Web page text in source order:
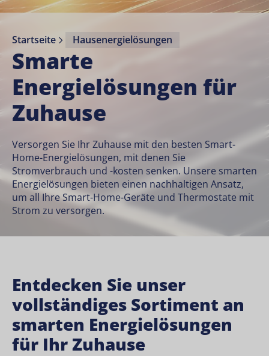
Startseite Hausenergielösungen
Smarte
Energielösungen für
Zuhause
Versorgen Sie Ihr Zuhause mit den besten Smart-
Home-Energielösungen, mit denen Sie
Stromverbrauch und -kosten senken. Unsere smarten
Energielösungen bieten einen nachhaltigen Ansatz,
um all IhreSmart-Home-Geräte und Thermostate mit
Strom zu versorgen.
Entdecken Sie unser
vollständiges Sortiment an
smarten Energielösungen
für Ihr Zuhause